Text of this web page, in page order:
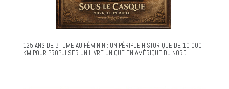
125 ANS DE BITUME AU FÉMININ : UN PÉRIPLE HISTORIQUE DE 10 000
KM POUR PROPULSER UN LIVRE UNIQUE EN AMÉRIQUE DU NORD